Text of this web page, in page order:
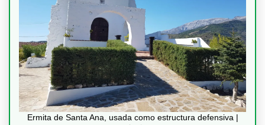
Ermita de Santa Ana, usada como estructura defensiva |